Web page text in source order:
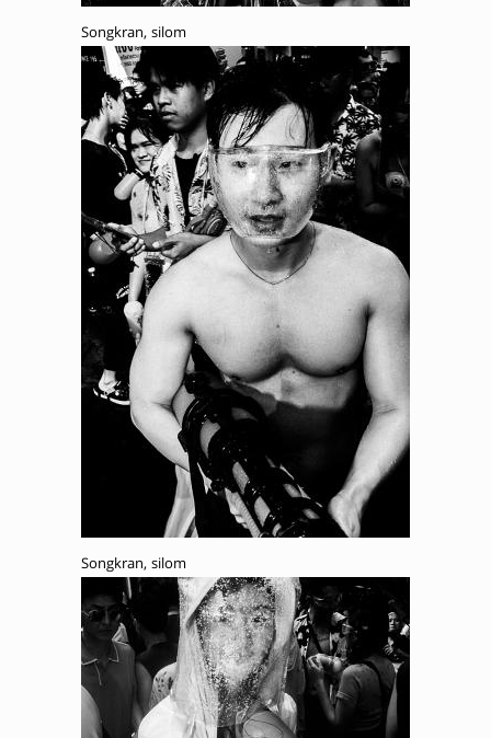
Songkran, silom
Songkran, silom